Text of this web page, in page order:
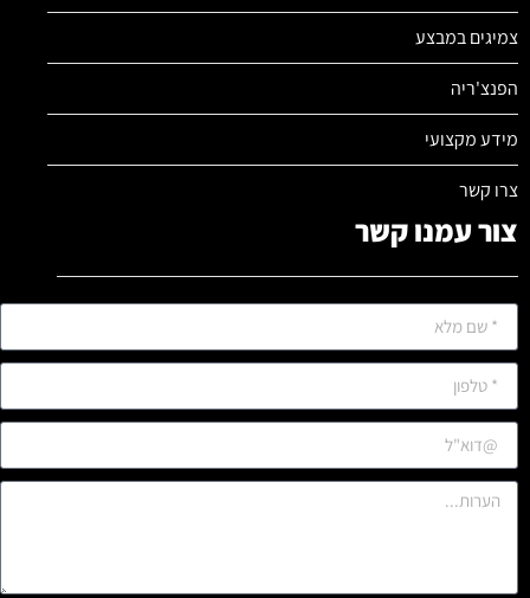
צמיגים במבצע
הפנצ'ריה
מידע מקצועי
צרו קשר
צור עמנו קשר